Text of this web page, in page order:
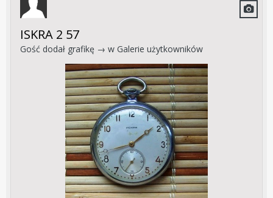
ISKRA 2 57
Gość dodał grafikę → w Galerie użytkowników